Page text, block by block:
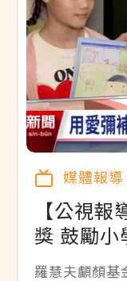
媒體報導
【公視
獎 鼓勵小
羅慧夫顱顏基